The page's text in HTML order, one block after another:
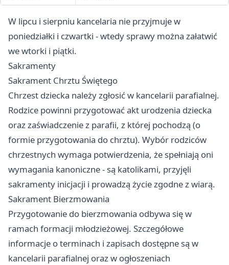
W lipcu i sierpniu kancelaria nie przyjmuje w
poniedziałki i czwartki - wtedy sprawy można załatwić
we wtorki i piątki.
Sakramenty
Sakrament Chrztu Świętego
Chrzest dziecka należy zgłosić w kancelarii parafialnej.
Rodzice powinni przygotować akt urodzenia dziecka
oraz zaświadczenie z parafii, z której pochodzą (o
formie przygotowania do chrztu). Wybór rodziców
chrzestnych wymaga potwierdzenia, że spełniają oni
wymagania kanoniczne - są katolikami, przyjęli
sakramenty inicjacji i prowadzą życie zgodne z wiarą.
Sakrament Bierzmowania
Przygotowanie do bierzmowania odbywa się w
ramach formacji młodzieżowej. Szczegółowe
informacje o terminach i zapisach dostępne są w
kancelarii parafialnej oraz w ogłoszeniach